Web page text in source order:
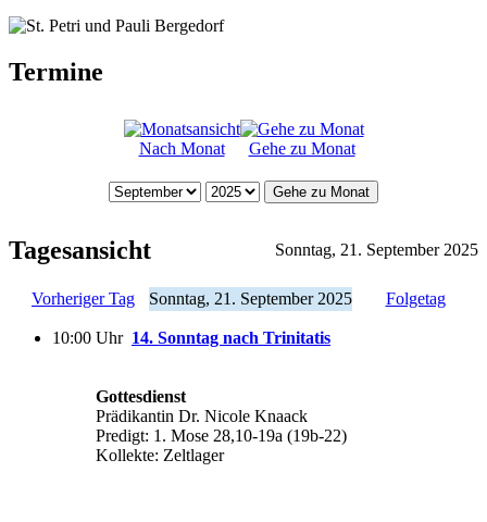
Termine
Nach Monat Gehe zu Monat
Gehe zu Monat
Tagesansicht Sonntag, 21. September 2025
Vorheriger Tag Sonntag, 21. September 2025 Folgetag
10:00 Uhr 14. Sonntag nach Trinitatis
Gottesdienst
Prädikantin Dr. Nicole Knaack
Predigt: 1. Mose 28,10-19a (19b-22)
Kollekte: Zeltlager